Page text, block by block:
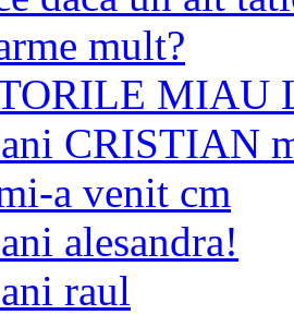
mult?
MIAU
CRISTIAN
a venit cm
alesandra!
raul